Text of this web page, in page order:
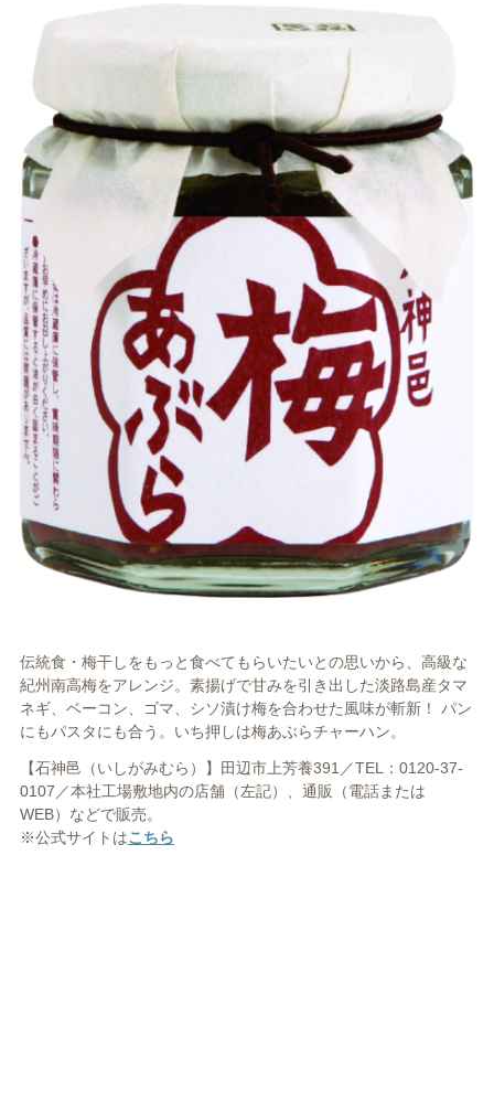
伝統食・梅干しをもっと食べてもらいたいとの思いから、高級な
紀州南高梅をアレンジ。素揚げで甘みを引き出した淡路島産タマ
ネギ、ベーコン、ゴマ、シソ漬け梅を合わせた風味が斬新！ パン
にもパスタにも合う。いち押しは梅あぶらチャーハン。
【石神邑（いしがみむら）】田辺市上芳養391／TEL：0120-37-
0107／本社工場敷地内の店舗（左記）、通販（電話または
WEB）などで販売。
※公式サイトはこちら